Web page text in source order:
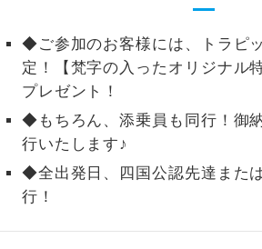
◆ご参加のお客様には、トラピ
定！【梵字の入ったオリジナル
プレゼント！
◆もちろん、添乗員も同行！御
行いたします♪
◆全出発日、四国公認先達また
行！
ホン
をじっくり聞くこ
1名様催行
す。
す。
スです。